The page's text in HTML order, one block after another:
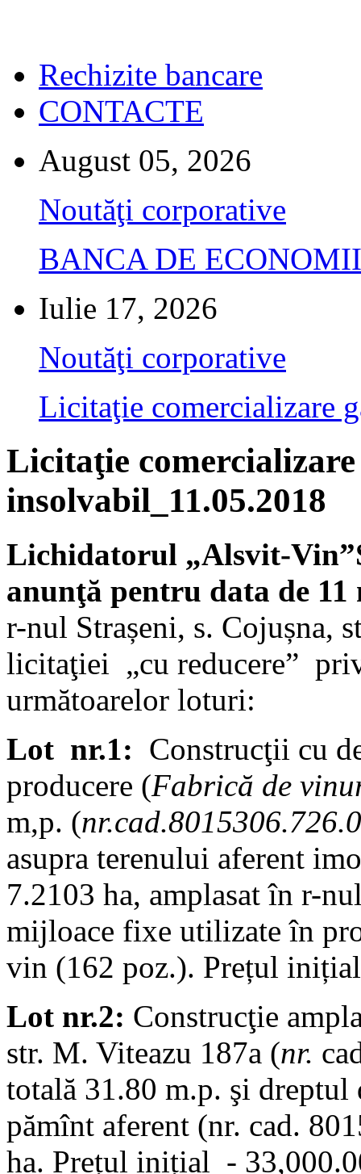
Rechizite bancare
CONTACTE
August 05, 2026
Noutăţi corporative
BANCA DE
Iulie 17, 2026
Noutăţi corporative
Licitaţie comercializare
Licitaţie
insolvabil_11.05.2018
Lichidatorul „Alsvit-
anunţă pentru data de
r-nul Strașeni, s. Cojușna,
licitaţiei „cu reducere”
următoarelor loturi:
Lot nr.1: Construcţii cu
producere (Fabrică de
m,p. (
asupra terenului aferent
7.2103 ha, amplasat în r-
mijloace fixe utilizate în
vin (162 poz.). Prețul
Lot nr.2: Construcţie
str. M. Viteazu 187a (nr.
totală 31.80 m.p. şi dreptul
pămînt aferent (nr. cad.
ha. Prețul inițial -